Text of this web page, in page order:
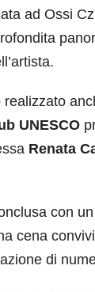
ad Ossi
realizzato
UNESCO
Renata
con
cena
di